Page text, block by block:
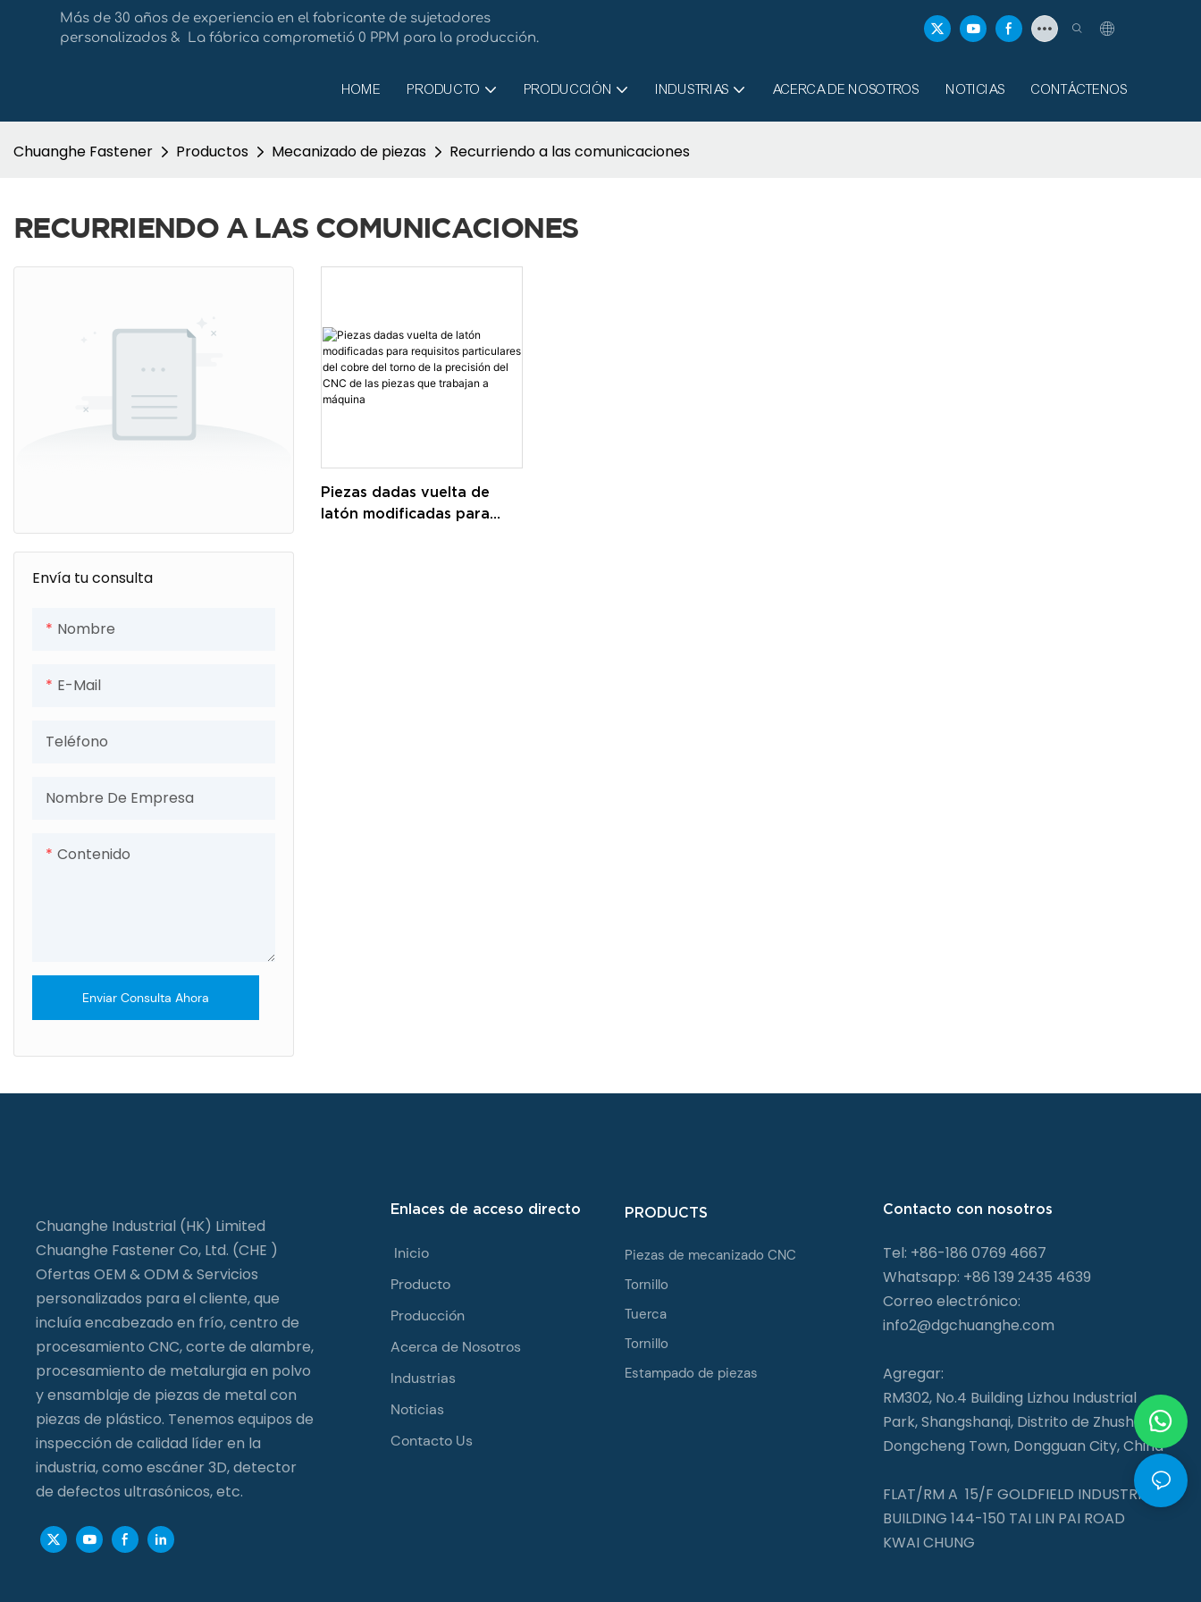
Más de 30 años de experiencia en el fabricante de sujetadores
personalizados & La fábrica comprometió 0 PPM para la producción.
HOME PRODUCTO PRODUCCIÓN INDUSTRIAS ACERCA DE NOSOTROS NOTICIAS CONTÁCTENOS
Chuanghe Fastener Productos Mecanizado de piezas Recurriendo a las comunicaciones
RECURRIENDO A LAS COMUNICACIONES
Envía tu consulta
Nombre
E-Mail
Teléfono
Nombre De Empresa
Contenido
Enviar Consulta Ahora
Piezas dadas vuelta de
latón modificadas para
Chuanghe Industrial (HK) Limited
Chuanghe Fastener Co, Ltd. (CHE )
Ofertas OEM & ODM & Servicios
personalizados para el cliente, que
incluía encabezado en frío, centro de
procesamiento CNC, corte de alambre,
procesamiento de metalurgia en polvo
y ensamblaje de piezas de metal con
piezas de plástico. Tenemos equipos de
inspección de calidad líder en la
industria, como escáner 3D, detector
de defectos ultrasónicos, etc.
Enlaces de acceso directo
Inicio
Producto
Producción
Acerca de Nosotros
Industrias
Noticias
Contacto Us
PRODUCTS
Piezas de mecanizado CNC
Tornillo
Tuerca
Tornillo
Estampado de piezas
Contacto con nosotros
Tel: +86-186 0769 4667
Whatsapp: +86 139 2435 4639
Correo electrónico:
info2@dgchuanghe.com
Agregar:
RM302, No.4 Building Lizhou Industrial
Park, Shangshanqi, Distrito de Zhushan,
Dongcheng Town, Dongguan City, China
FLAT/RM A 15/F GOLDFIELD INDUSTRIAL
BUILDING 144-150 TAI LIN PAI ROAD
KWAI CHUNG